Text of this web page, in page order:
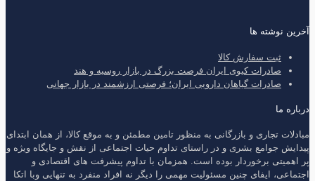
آخرین نوشته ها
ثبت سفارش کالا
صادرات کیوی ایران فرصت بزرگ در بازار روسیه و هند
صادرات گیاهان دارویی ایران؛ فرصتی ارزشمند در بازار جهانی
درباره ما
مبادلات تجاری و بازرگانی به منظور تامین مطمئن و به موقع کالا، از همان ابتدای
پیدایش جوامع بشری و در راستای تداوم حیات اجتماعی از نقش و جایگاه ویژه و
پر اهمیتی برخوردار بوده است. همزمان با تداوم پیشرفت های اقتصادی و
اجتماعی، ایفای چنین مسئولیت مهمی را دیگر نه افراد منفرد به تنهایی وبا اتکا